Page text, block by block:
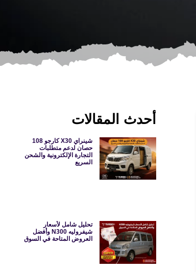
أحدث المقالات
شينراي X30 كارجو 108
حصان لدعم متطلبات
التجارة الإلكترونية والشحن
السريع
تحليل شامل لأسعار
شيفروليه N300 وأفضل
العروض المتاحة في السوق